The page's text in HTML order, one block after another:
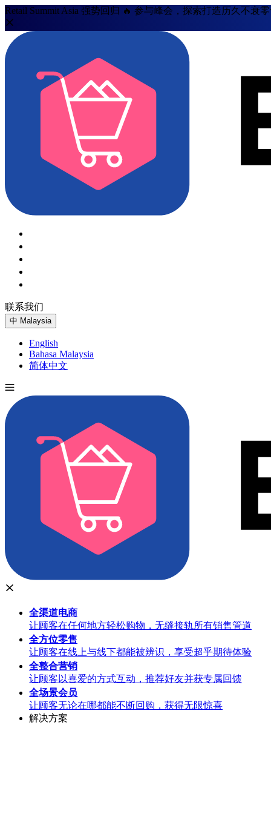
Retail Summit Asia 强势回归 🔥 参与峰会，探索打造历久不衰
联系我们
中 Malaysia
English
Bahasa Malaysia
简体中文
全渠道电商
让顾客在任何地方轻松购物，无缝接轨所有销售管道
全方位零售
让顾客在线上与线下都能被辨识，享受超乎期待体验
全整合营销
让顾客以喜爱的方式互动，推荐好友并获专属回馈
全场景会员
让顾客无论在哪都能不断回购，获得无限惊喜
解决方案